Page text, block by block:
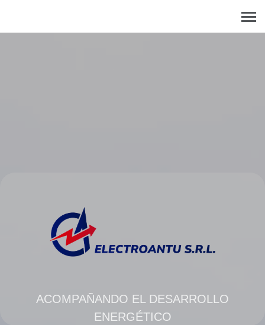
ACOMPAÑANDO EL DESARROLLO
ENERGÉTICO